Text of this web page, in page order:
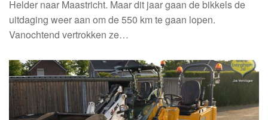
Helder naar Maastricht. Maar dit jaar gaan de bikkels de
uitdaging weer aan om de 550 km te gaan lopen.
Vanochtend vertrokken ze…